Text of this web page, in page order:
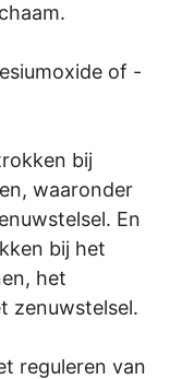
of -
bij
waaronder
En
bij het
het
zenuwstelsel.
reguleren van